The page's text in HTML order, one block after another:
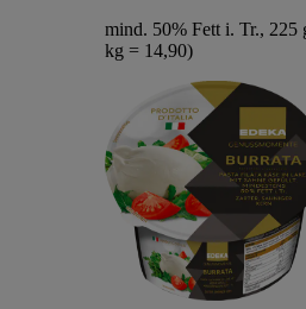
mind. 50% Fett i. Tr., 225
kg = 14,90)